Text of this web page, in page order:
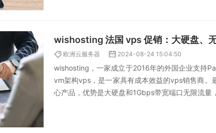
欧洲云服务器 2024-08-24 15:04:50
wishosting，一家成立于2016年的外国企业支持
vm架构vps，是一家具有成本效益的vps销售商。
心产品，优势是大硬盘和1Gbps带宽端口无限流